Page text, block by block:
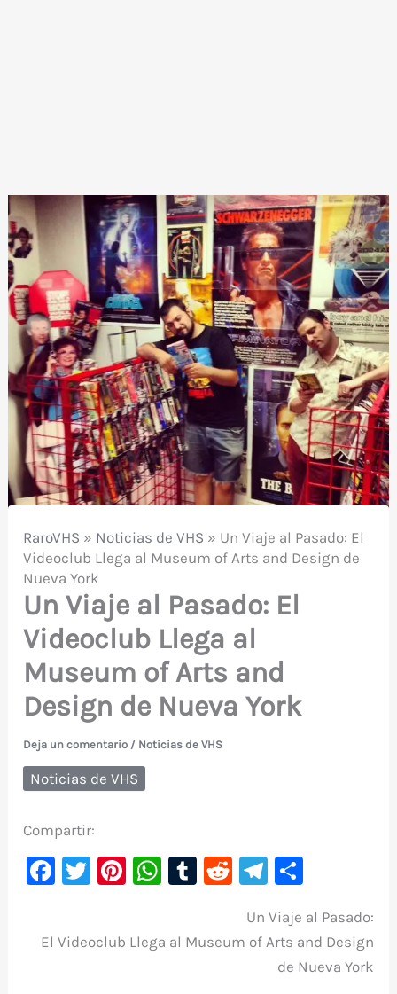
RaroVHS » Noticias de VHS » Un Viaje al Pasado: El
Videoclub Llega al Museum of Arts and Design de
Nueva York
Un Viaje al Pasado: El
Videoclub Llega al
Museum of Arts and
Design de Nueva York
Deja un comentario / Noticias de VHS
Noticias de VHS
Compartir:
F
e
T
te
Pi
e
W
s
T
bl
R
d
di
Te
gr
a
m
p
Un Viaje al Pasado:
El Videoclub Llega al Museum of Arts and Design
de Nueva York